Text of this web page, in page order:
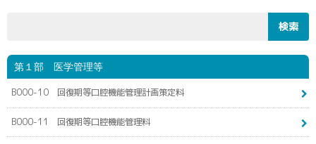
第１部 医学管理等
B000-10 回復期等口腔機能管理計画策定料
B000-11 回復期等口腔機能管理料